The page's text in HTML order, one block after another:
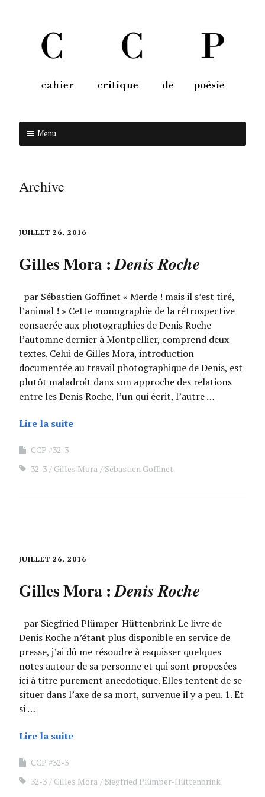
Menu
Archive
JUILLET 26, 2016
Gilles Mora :Denis Roche
par Sébastien Goffinet « Merde ! mais il s’est tiré,
l’animal ! » Cette monographie de la rétrospective
consacrée aux photographies de Denis Roche
l’automne dernier à Montpellier, comprend deux
textes. Celui de Gilles Mora, introduction
documentée au travail photographique de Denis, est
plutôt maladroit dans son approche des relations
entre les Denis Roche, l’un qui écrit, l’autre …
Lire la suite
CCP #32-3
32-3
Gilles Mora Sébastien Goffinet
JUILLET 26, 2016
Gilles Mora :Denis Roche
par Siegfried Plümper-Hüttenbrink Le livre de
Denis Roche n’étant plus disponible en service de
presse, j’ai dû me résoudre à esquisser quelques
notes autour de sa personne et qui sont proposées
ici à titre purement anecdotique. Elles tentent de se
situer dans l’axe de sa mort, survenue il y a peu. 1. Et
si …
Lire la suite
CCP #32-3
32-3
Gilles Mora Siegfried Plümper-Hüttenbrink